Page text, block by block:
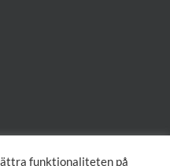
funktionaliteten på